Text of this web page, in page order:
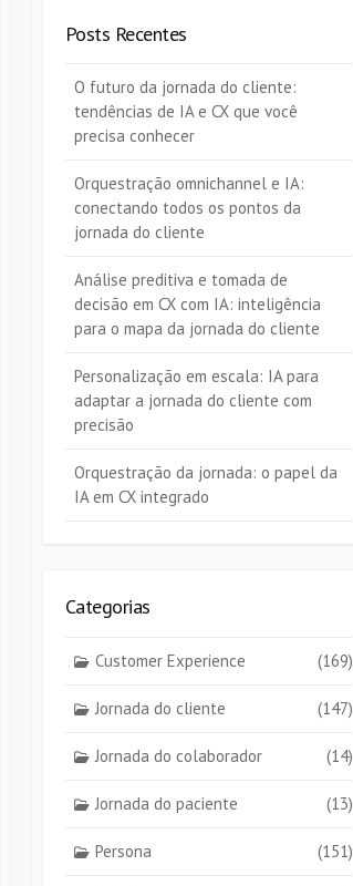
Posts Recentes
O futuro da jornada do cliente:
tendências de IA e CX que você
precisa conhecer
Orquestração omnichannel e IA:
conectando todos os pontos da
jornada do cliente
Análise preditiva e tomada de
decisão em CX com IA: inteligência
para o mapa da jornada do cliente
Personalização em escala: IA para
adaptar a jornada do cliente com
precisão
Orquestração da jornada: o papel da
IA em CX integrado
Categorias
Customer Experience (169)
Jornada do cliente (147)
Jornada do colaborador (14)
Jornada do paciente (13)
Persona (151)